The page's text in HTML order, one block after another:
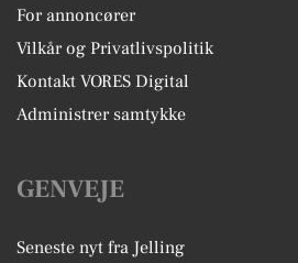
For annoncører
Vilkår og Privatlivspolitik
Kontakt VORES Digital
Administrer samtykke
GENVEJE
Seneste nyt fra Jelling